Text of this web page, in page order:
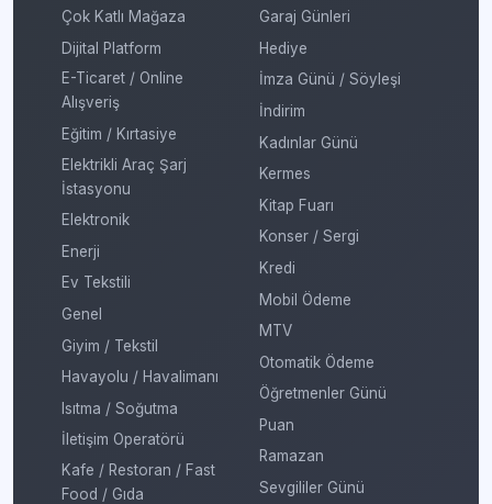
Çok Katlı Mağaza
Dijital Platform
E-Ticaret / Online
Alışveriş
Eğitim / Kırtasiye
Elektrikli Araç Şarj
İstasyonu
Elektronik
Enerji
Ev Tekstili
Genel
Giyim / Tekstil
Havayolu / Havalimanı
Isıtma / Soğutma
İletişim Operatörü
Kafe / Restoran / Fast
Food / Gıda
Garaj Günleri
Hediye
İmza Günü / Söyleşi
İndirim
Kadınlar Günü
Kermes
Kitap Fuarı
Konser / Sergi
Kredi
Mobil Ödeme
MTV
Otomatik Ödeme
Öğretmenler Günü
Puan
Ramazan
Sevgililer Günü